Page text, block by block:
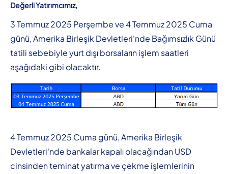
Değerli Yatırımcımız,
3 Temmuz 2025 Perşembe ve 4 Temmuz 2025 Cuma
günü, Amerika Birleşik Devletleri'nde Bağımsızlık Günü
tatili sebebiyle yurt dışı borsaların işlem saatleri
aşağıdaki gibi olacaktır.
4 Temmuz 2025 Cuma günü, Amerika Birleşik
Devletleri'nde bankalar kapalı olacağından USD
cinsinden teminat yatırma ve çekme işlemlerinin